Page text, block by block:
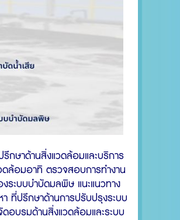
รึกษาด้านสิ่งแวดล้อมและบริการ
ดล้อมอาทิ ตรวจสอบการทำงาน
ระบบบำบัดมลพิษ แนะแนวทาง
ที่ปรึกษาด้านการปรับปรุงระบบ
อบรมด้านสิ่งแวดล้อมและระบบ